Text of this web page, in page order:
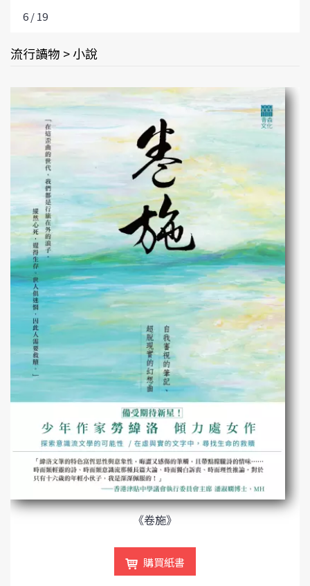
6 / 19
流行讀物 > 小說
《卷施》
購買紙書